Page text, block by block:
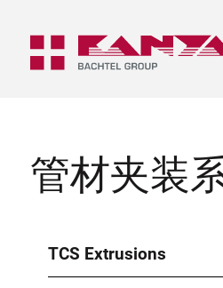
管材夹装
TCS Extrusions